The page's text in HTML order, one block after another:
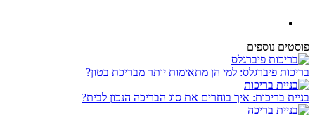
פוסטים נוספים
בריכות פיברגלס: למי הן מתאימות יותר מבריכת בטון?
בניית בריכות: איך בוחרים את סוג הבריכה הנכון לבית?